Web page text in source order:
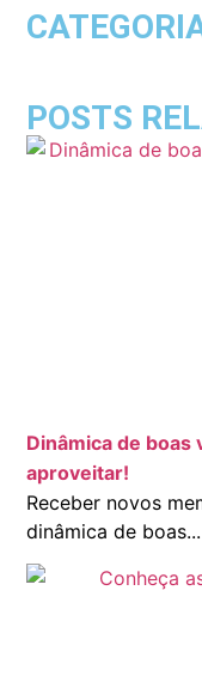
POSTS
Dinâmica de boas
aproveitar!
Receber novos
dinâmica de boas...